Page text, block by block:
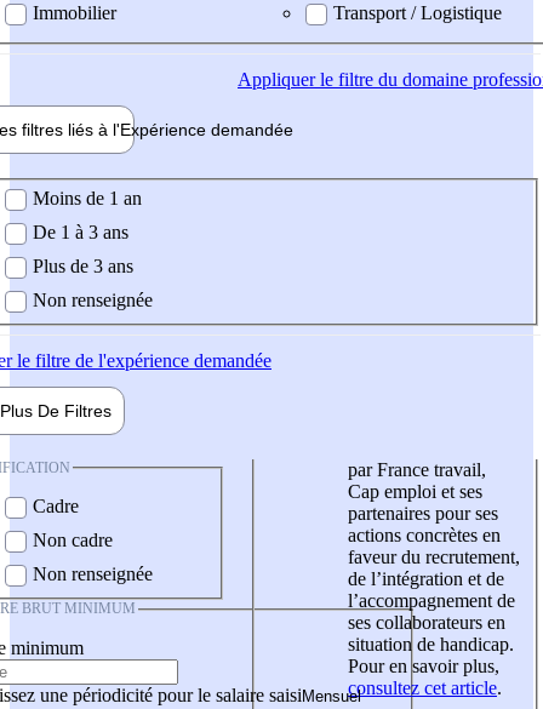
Immobilier
Transport / Logistique
Appliquerle filtre du domaine
filtres liés à l'Expérience demandée
demandée
Moins de 1 an
De 1 à 3 ans
Plus de 3 ans
Non renseignée
le filtre de l'expérience demandée
Plus De Filtres
Cadre
Non cadre
Non renseignée
BRUT MINIMUM
minimum
une périodicité pour le salaire saisi
par France travail,
Cap emploi et ses
partenaires pour ses
actions concrètes en
faveur du recrutement,
de l’intégration et de
l’accompagnement de
ses collaborateurs en
situation de handicap.
Pour en savoir plus,
consultez cet article.